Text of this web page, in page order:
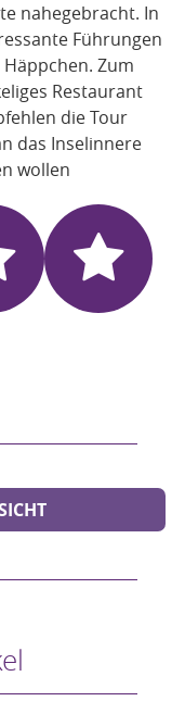
nahegebracht. In
Führungen
Zum
Restaurant
die Tour
das Inselinnere
wollen